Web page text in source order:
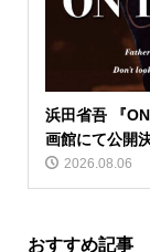
浜田省吾 『
画館にて公開
2026.08.06
おすすめ記事